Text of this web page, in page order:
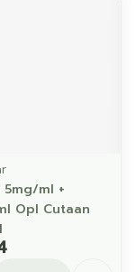
ml +
Opl Cutaan